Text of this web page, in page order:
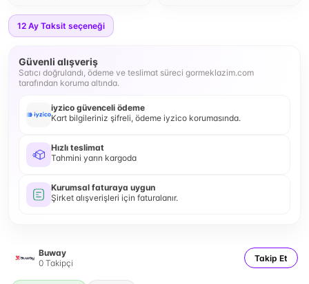
12 Ay Taksit seçeneği
Güvenli alışveriş
Satıcı doğrulandı, ödeme ve teslimat süreci gormeklazim.com
tarafından koruma altında.
iyzico güvenceli ödeme
Kart bilgileriniz şifreli, ödeme iyzico korumasında.
Hızlı teslimat
Tahmini yarın kargoda
Kurumsal faturaya uygun
Şirket alışverişleri için faturalanır.
Buway
0 Takipçi Takip Et